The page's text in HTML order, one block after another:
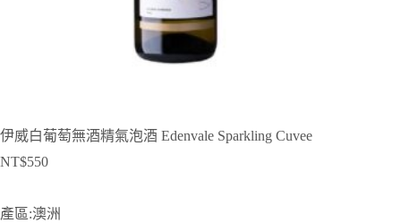
伊威白葡萄無酒精氣泡酒 Edenvale Sparkling Cuvee
NT$550
產區:澳洲